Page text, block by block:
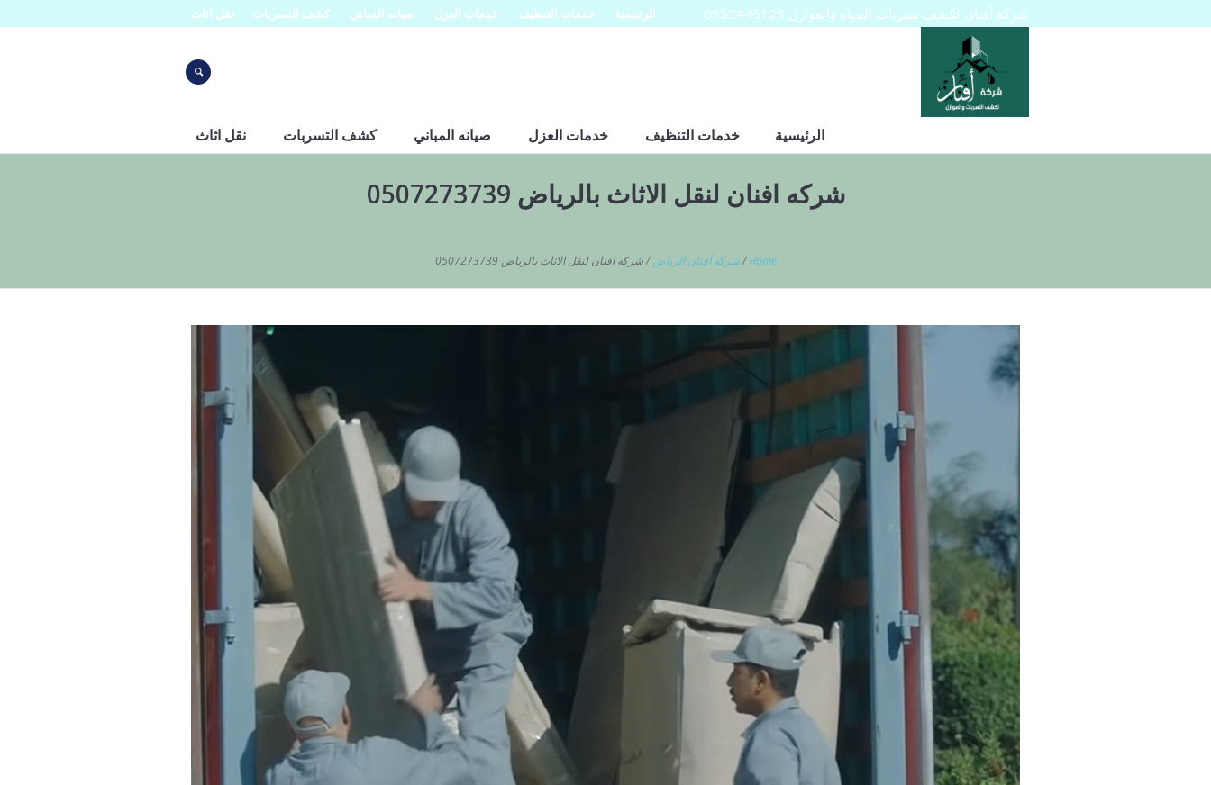
الرئيسية خدمات التنظيف خدمات العزل صيانه المباني كشف التسربات نقل اثاث شركة أفنان لكشف تسربات المياه والعوازل 0553445129
الرئيسية خدمات التنظيف خدمات العزل صيانه المباني كشف التسربات نقل اثاث
شركه افنان لنقل الاثاث بالرياض 0507273739
Home
/شركة أفنان الرياض /شركه افنان لنقل الاثاث بالرياض 0507273739